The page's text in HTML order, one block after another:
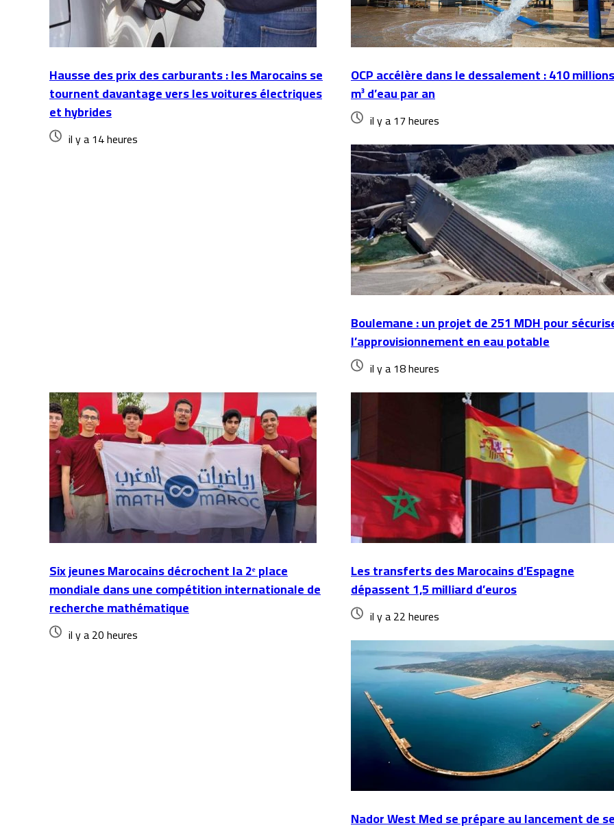
Hausse des prix des carburants : les Marocains se
tournent davantage vers les voitures électriques
et hybrides
il y a 14 heures
OCP accélère dans le dessalement : 410
m³ d’eau par an
il y a 17 heures
Boulemane : un projet de 251 MDH pour
l’approvisionnement en eau potable
il y a 18 heures
Six jeunes Marocains décrochent la 2ᵉ place
mondiale dans une compétition internationale de
recherche mathématique
il y a 20 heures
Les transferts des Marocains d’Espagne
dépassent 1,5 milliard d’euros
il y a 22 heures
Nador West Med se prépare au lancement de